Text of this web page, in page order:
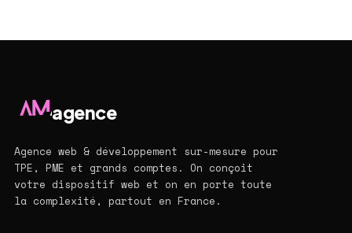
agence
Agence web & développement sur-mesure pour
TPE, PME et grands comptes. On conçoit
votre dispositif web et on en porte toute
la complexité, partout en France.